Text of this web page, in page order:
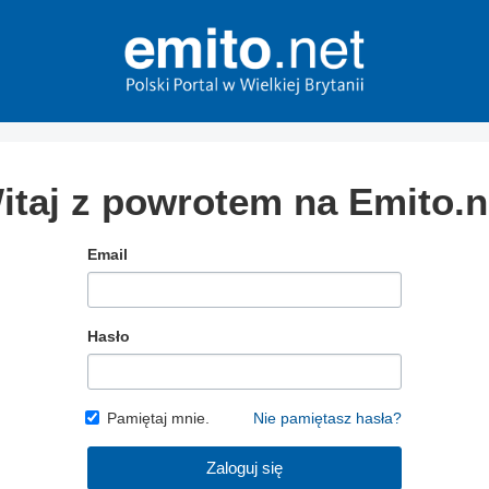
z powrotem na
Email
Hasło
Pamiętaj mnie. Nie pamiętasz hasła?
Zaloguj się